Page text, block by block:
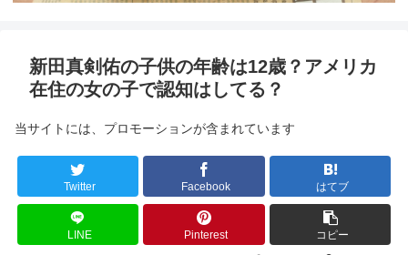
新田真剣佑の子供の年齢は12歳？アメリカ
在住の女の子で認知はしてる？
当サイトには、プロモーションが含まれています
Twitter Facebook はてブ
LINE Pinterest コピー